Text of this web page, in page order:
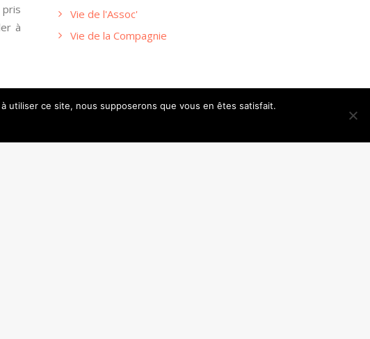
à
Vie de l'Assoc'
Vie de la Compagnie
utiliser ce site, nous supposerons que vous en êtes satisfait.